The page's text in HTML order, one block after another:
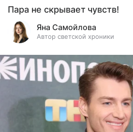
Пара не скрывает чувств!
Яна Самойлова
Автор светской хроники